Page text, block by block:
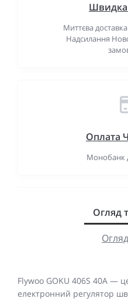
Швидка
Миттєва
Надсилання
Оплата
Монобанк
Огляд
Flywoo GOKU 406S 40A —
електронний регулятор